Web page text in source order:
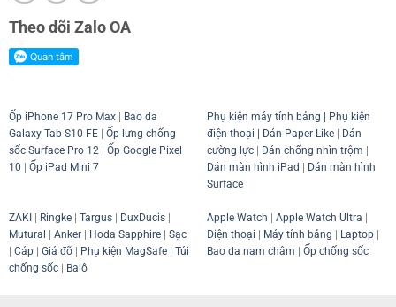
Theo dõi Zalo OA
Ốp iPhone 17 Pro Max| Bao da
Galaxy Tab S10 FE| Ốp lưng chống
sốc Surface Pro 12| Ốp Google Pixel
10 | Ốp iPad Mini 7
Phụ kiện máy tính bảng | Phụ kiện
điện thoại | Dán Paper-Like| Dán
cường lực| Dán chống nhìn trộm |
Dán màn hình iPad | Dán màn hình
Surface
ZAKI Ringke| Targus| DuxDucis|
Mutural
Anker| Hoda Sapphire| Sạc
Cáp| Giá đỡ| Phụ kiện MagSafe| Túi
chống sốc| Balô
Apple Watch Apple Watch Ultra
Điện thoại
Máy tính bảng Laptop|
Bao da nam châm
Ốp chống sốc